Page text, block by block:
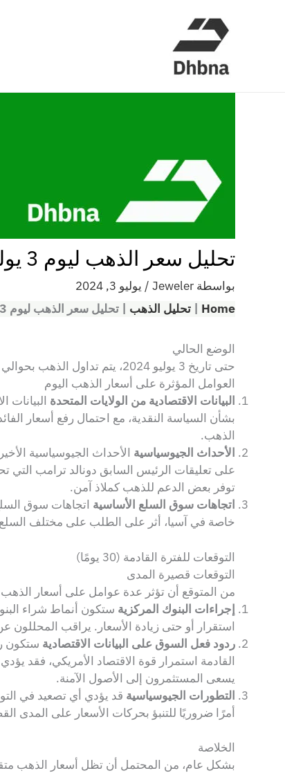
تحليل سعر الذهب ليوم 3 يوليو 2024
بواسطة Jeweler
/ يوليو 3, 2024
Home
| تحليل الذهب | تحليل سعر الذهب ليوم 3 يوليو 2024
الوضع الحالي
حتى تاريخ 3 يوليو 2024، يتم تداول الذهب بحوالي 2,358.29 دولار للأونصة. هذا يعكس حركة ملحوظة في سوق الذهب، متأثرة بعوامل اقتصادية وجيوسياسية مختلفة.
العوامل المؤثرة على أسعار الذهب اليوم
البيانات الاقتصادية من الولايات المتحدة
بشأن السياسة النقدية، مع احتمال رفع أسعار
الذهب.
الأحداث الجيوسياسية الأحداث الجيوسياسية
على تعليقات الرئيس السابق دونالد ترامب التي
توفر بعض الدعم للذهب كملاذ آمن.
اتجاهات سوق السلع الأساسية اتجاهات سوق
خاصة في آسيا، أثر على الطلب على مختلف السلع
التوقعات للفترة القادمة (30 يومًا)
التوقعات قصيرة المدى
من المتوقع أن تؤثر عدة عوامل على أسعار الذهب
إجراءات البنوك المركزية ستكون أنماط شراء
استقرار أو حتى زيادة الأسعار. يراقب المحللون
ردود فعل السوق على البيانات الاقتصادية ستكون
القادمة استمرار قوة الاقتصاد الأمريكي،
يسعى المستثمرون إلى الأصول الآمنة.
التطورات الجيوسياسية قد يؤدي أي تصعيد في
أمرًا ضروريًا للتنبؤ بحركات الأسعار على المدى
الخلاصة
بشكل عام، من المحتمل أن تظل أسعار الذهب